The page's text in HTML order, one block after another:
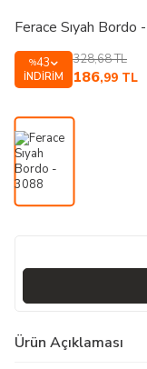
Ferace Sıyah Bordo
%43
İNDIRIM
328,68TL
186,99 TL
Ürün Açıklaması